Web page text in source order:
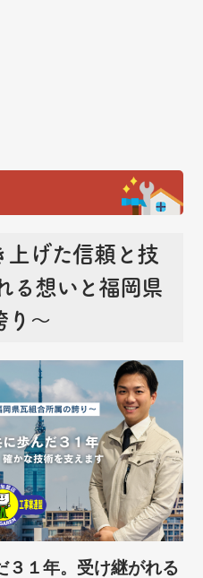
上げた信頼と技
る想いと福岡県
り～
３１年。受け継がれる